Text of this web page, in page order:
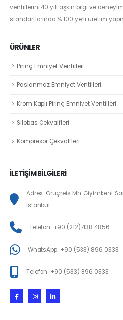
ventillerini 40 yılı aşkın bilgi ve
standartlarında % 100 yerli üretim
ÜRÜNLER
Pirinç Emniyet Ventilleri
Paslanmaz Emniyet Ventilleri
Krom Kaplı Pirinç Emniyet Ventilleri
Silobas Çekvalfleri
Kompresör Çekvalfleri
İLETİŞİM BİLGİLERİ
Adres: Oruçreis Mh. Giyimkent
İstanbul
Telefon: +90 (212) 438 4856
WhatsApp: +90 (533) 896 0333
Telefon: +90 (533) 896 0333